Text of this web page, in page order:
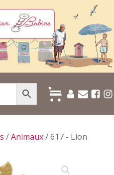
/Animaux/ 617 - Lion